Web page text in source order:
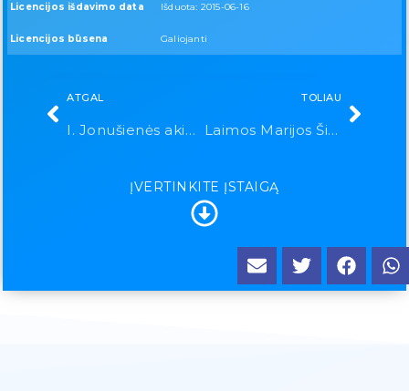
Licencijos išdavimo data Išduota: 2015-06-16
Licencijos būsena Galiojanti
ATGAL
I. Jonušienės akių ligų kabinetas
TOLIAU
Laimos Marijos Šilgalienės įmonė „Sveikata „
ĮVERTINKITE ĮSTAIGĄ